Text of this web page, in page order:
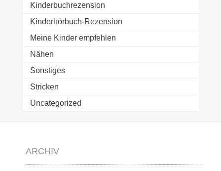
Kinderbuchrezension
Kinderhörbuch-Rezension
Meine Kinder empfehlen
Nähen
Sonstiges
Stricken
Uncategorized
ARCHIV